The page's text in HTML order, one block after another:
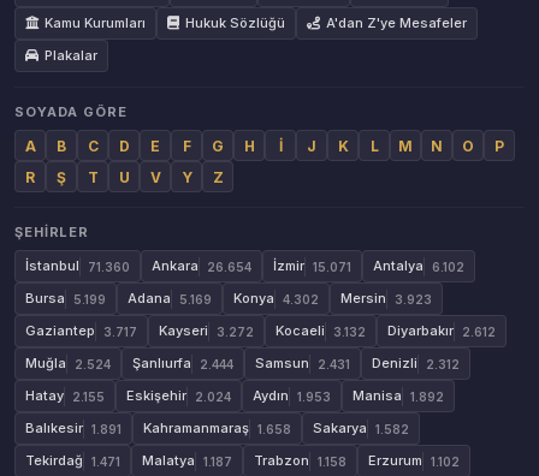
Kamu Kurumları
Hukuk Sözlüğü
A'dan Z'ye Mesafeler
Plakalar
SOYADA GÖRE
A B C D E F G H İ J K L M N O
P
R
Ş T U V Y Z
ŞEHIRLER
İstanbul
71.360 Ankara 26.654 İzmir 15.071 Antalya 6.102
Bursa 5.199 Adana 5.169 Konya 4.302 Mersin 3.923
Gaziantep 3.717 Kayseri 3.272 Kocaeli 3.132 Diyarbakır 2.612
Muğla 2.524 Şanlıurfa 2.444 Samsun 2.431 Denizli 2.312
Hatay 2.155 Eskişehir 2.024 Aydın 1.953 Manisa 1.892
Balıkesir 1.891 Kahramanmaraş 1.658 Sakarya 1.582
Tekirdağ 1.471 Malatya 1.187 Trabzon 1.158 Erzurum 1.102